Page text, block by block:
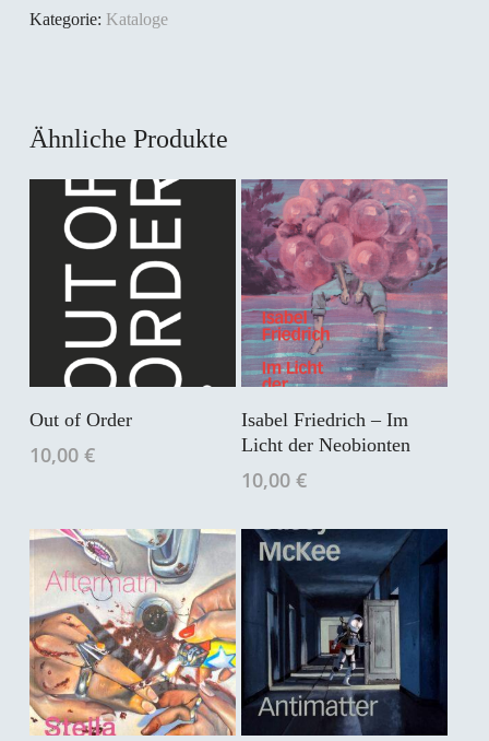
Kategorie: Kataloge
Ähnliche Produkte
Out of Order
10,00 €
Isabel Friedrich – Im
Licht der Neobionten
10,00€